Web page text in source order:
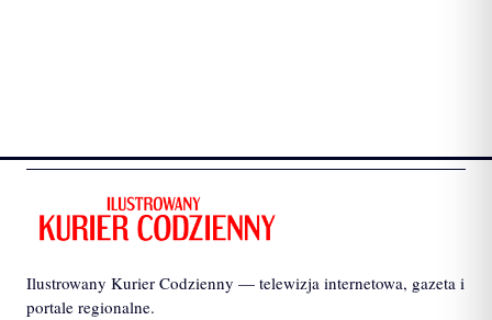
Ilustrowany Kurier Codzienny — telewizja internetowa, gazeta i
portale regionalne.